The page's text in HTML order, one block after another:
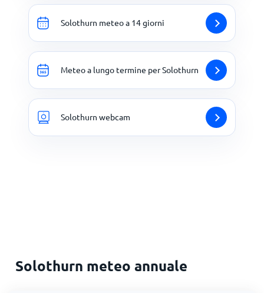
Solothurn meteo a 14 giorni
Meteo a lungo termine per Solothurn
Solothurn webcam
Solothurn meteo annuale